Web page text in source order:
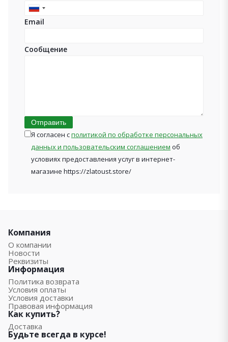
Russia
+7
Email
Сообщение
Отправить
Я согласен сполитикой по обработке персональных
данных и пользовательским соглашением об
условиях предоставления услуг в интернет-
магазине https://zlatoust.store/
Компания
О компании
Новости
Реквизиты
Информация
Политика возврата
Условия оплаты
Условия доставки
Правовая информация
Как купить?
Доставка
Будьте всегда в курсе!